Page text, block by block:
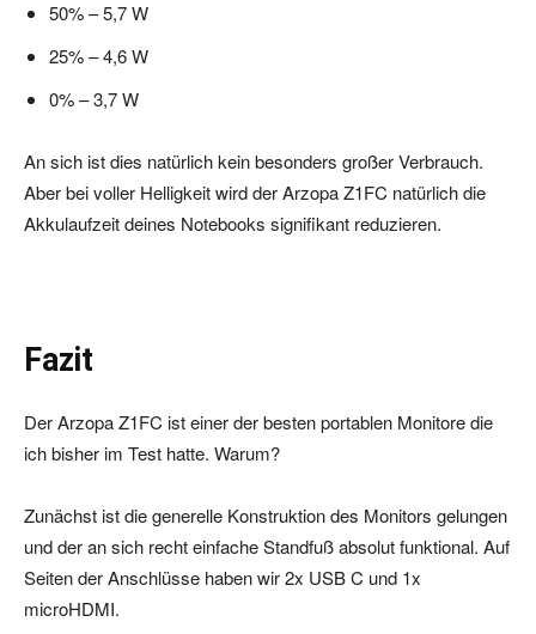
50% – 5,7 W
25% – 4,6 W
0% – 3,7 W
An sich ist dies natürlich kein besonders großer Verbrauch.
Aber bei voller Helligkeit wird der Arzopa Z1FC natürlich die
Akkulaufzeit deines Notebooks signifikant reduzieren.
Fazit
Der Arzopa Z1FC ist einer der besten portablen Monitore die
ich bisher im Test hatte. Warum?
Zunächst ist die generelle Konstruktion des Monitors gelungen
und der an sich recht einfache Standfuß absolut funktional. Auf
Seiten der Anschlüsse haben wir 2x USB C und 1x
microHDMI.